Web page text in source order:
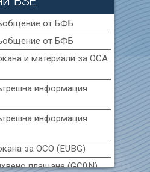
отчет на
от БФБ
от БФБ
и материали за ОСА
информация
информация
за ОСО (EUBG)
плащане (GC0N)